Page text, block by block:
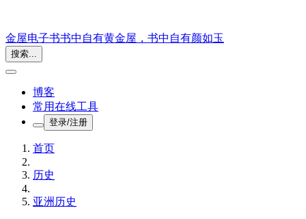
金屋电子书书中自有黄金屋，书中自有颜如玉
搜索...
博客
常用在线工具
登录/注册
首页
历史
亚洲历史